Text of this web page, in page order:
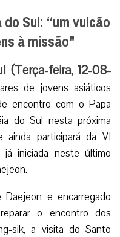
Sul: “um vulcão
à missão"
(Terça-feira, 12-08-
de jovens asiáticos
encontro com o Papa
do Sul nesta próxima
ainda participará da VI
já iniciada neste último
e encarregado
o encontro dos
sik, a visita do Santo